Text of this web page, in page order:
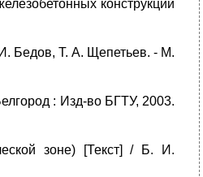
конструкций
Бедов, Т. А. Щепетьев. - М.
: Изд-во БГТУ, 2003.
зоне) [Текст] / Б. И.